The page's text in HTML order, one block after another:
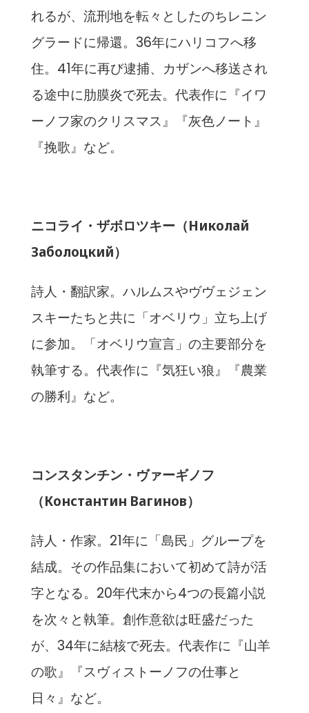
れるが、流刑地を転々としたのちレニン
グラードに帰還。36年にハリコフへ移
住。41年に再び逮捕、カザンへ移送され
る途中に肋膜炎で死去。代表作に『イワ
ーノフ家のクリスマス』『灰色ノート』
『挽歌』など。
ニコライ・ザボロツキー（Николай
Заболоцкий）
詩人・翻訳家。ハルムスやヴヴェジェン
スキーたちと共に「オベリウ」立ち上げ
に参加。「オベリウ宣言」の主要部分を
執筆する。代表作に『気狂い狼』『農業
の勝利』など。
コンスタンチン・ヴァーギノフ
（Константин Вагинов）
詩人・作家。21年に「島民」グループを
結成。その作品集において初めて詩が活
字となる。20年代末から4つの長篇小説
を次々と執筆。創作意欲は旺盛だった
が、34年に結核で死去。代表作に『山羊
の歌』『スヴィストーノフの仕事と
日々』など。